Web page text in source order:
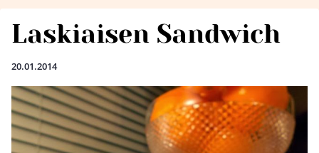
Laskiaisen Sandwich
20.01.2014